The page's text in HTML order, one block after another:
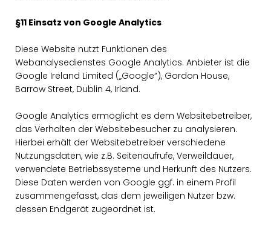
§11 Einsatz von Google Analytics
Diese Website nutzt Funktionen des
Webanalysedienstes Google Analytics. Anbieter ist die
Google Ireland Limited („Google“), Gordon House,
Barrow Street, Dublin 4, Irland.
Google Analytics ermöglicht es dem Websitebetreiber,
das Verhalten der Websitebesucher zu analysieren.
Hierbei erhält der Websitebetreiber verschiedene
Nutzungsdaten, wie z.B. Seitenaufrufe, Verweildauer,
verwendete Betriebssysteme und Herkunft des Nutzers.
Diese Daten werden von Google ggf. in einem Profil
zusammengefasst, das dem jeweiligen Nutzer bzw.
dessen Endgerät zugeordnet ist.